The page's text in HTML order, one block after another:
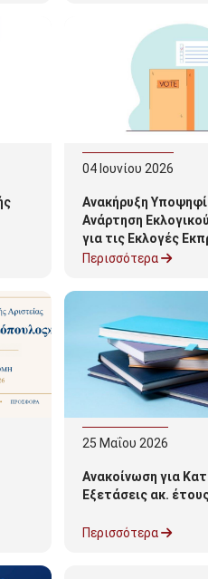
Διδακτικής
Επιστήμονες
Διδακτορικού στο
Πελοποννήσου για
εξάμηνο ακαδ.
04Ιουνίου 2026
Ανακήρυξη
Ανάρτηση
για τις Εκλογές
Ε.ΔΙ.Π. στη
Περισσότερα
25 Μαΐου 2026
Ανακοίνωση για
Εξετάσεις ακ.
Περισσότερα